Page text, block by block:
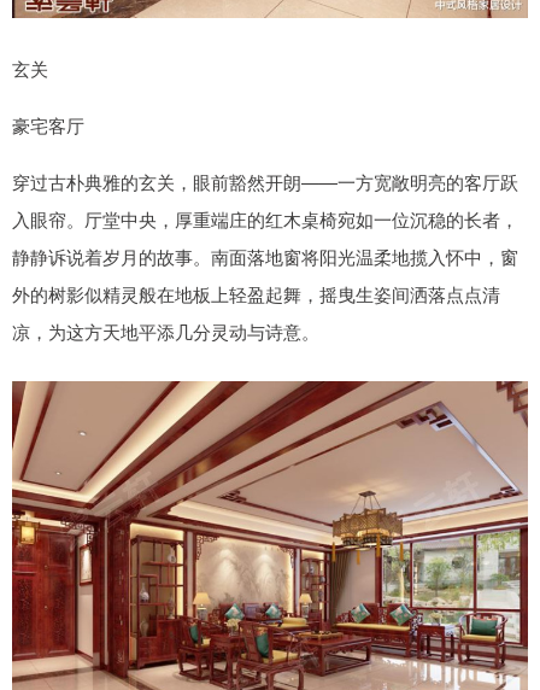
玄关
豪宅客厅
穿过古朴典雅的玄关，眼前豁然开朗——一方宽敞明亮的客厅跃
入眼帘。厅堂中央，厚重端庄的红木桌椅宛如一位沉稳的长者，
静静诉说着岁月的故事。南面落地窗将阳光温柔地揽入怀中，窗
外的树影似精灵般在地板上轻盈起舞，摇曳生姿间洒落点点清
凉，为这方天地平添几分灵动与诗意。